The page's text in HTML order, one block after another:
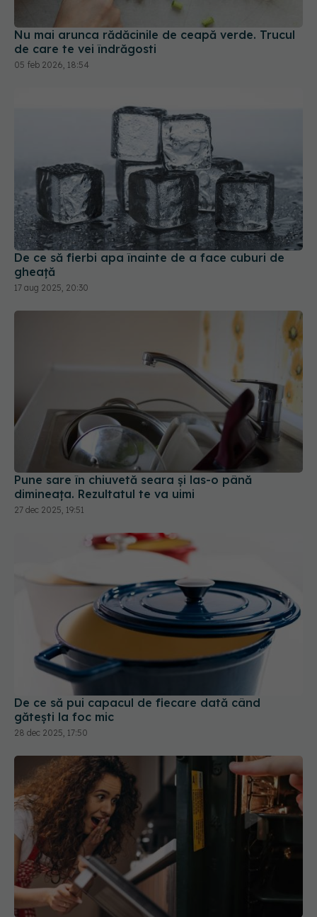
Nu mai arunca rădăcinile de ceapă verde. Trucul
de care te vei îndrăgosti
05 feb 2026, 18:54
De ce să fierbi apa înainte de a face cuburi de
gheață
17 aug 2025, 20:30
Pune sare în chiuvetă seara și las-o până
dimineața. Rezultatul te va uimi
27 dec 2025, 19:51
De ce să pui capacul de fiecare dată când
gătești la foc mic
28 dec 2025, 17:50